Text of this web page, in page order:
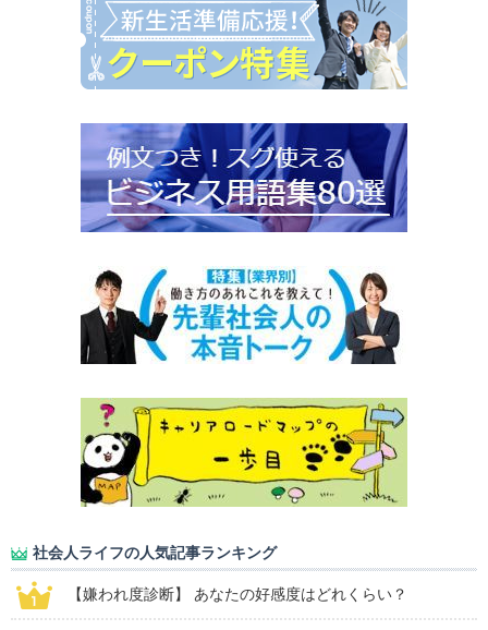
社会人ライフの人気記事ランキング
【嫌われ度診断】 あなたの好感度はどれくらい？